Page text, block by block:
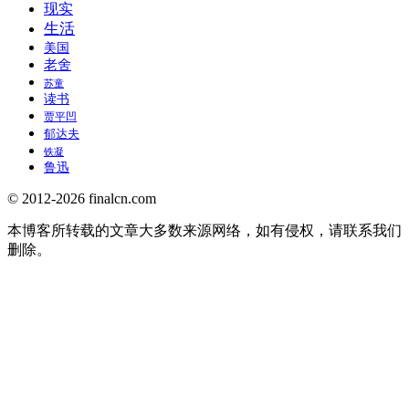
现实
生活
美国
老舍
苏童
读书
贾平凹
郁达夫
铁凝
鲁迅
© 2012-2026 finalcn.com
本博客所转载的文章大多数来源网络，如有侵权，请联系我们
删除。